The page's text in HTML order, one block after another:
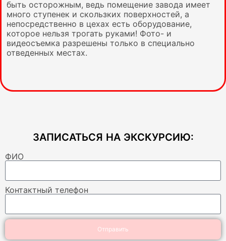
быть осторожным, ведь помещение завода имеет
много ступенек и скользких поверхностей, а
непосредственно в цехах есть оборудование,
которое нельзя трогать руками! Фото- и
видеосъемка разрешены только в специально
отведенных местах.
ЗАПИСАТЬСЯ НА ЭКСКУРСИЮ:
ФИО
Контактный телефон
Отправить